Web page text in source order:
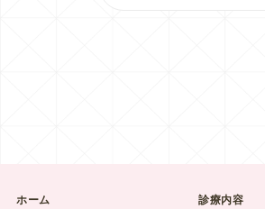
ホーム
診療内容